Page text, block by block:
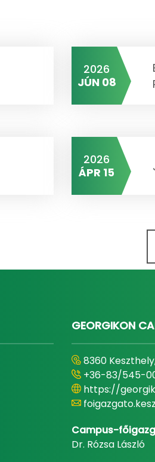
2026
JÚN 08
2026
ÁPR 15
GEORGIKON
8360
+36-83/545-
https://
Campus-
Dr. Rózsa László